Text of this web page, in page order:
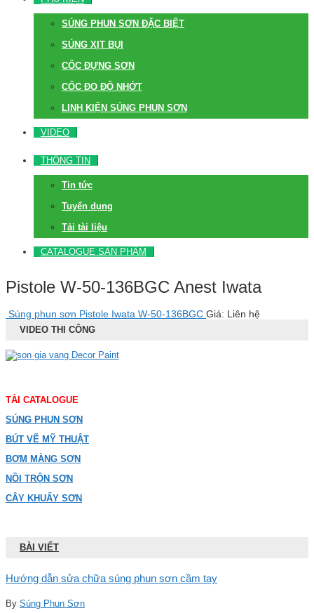
SÚNG PHUN SƠN ĐẶC BIỆT
SÚNG XỊT BỤI
CỐC ĐỰNG SƠN
CỐC ĐO ĐỘ NHỚT
LINH KIỆN SÚNG PHUN SƠN
VIDEO
THÔNG TIN
Tin tức
Tuyển dụng
Tải tài liệu
CATALOGUE SẢN PHẨM
Pistole W-50-136BGC Anest Iwata
Súng phun sơn Pistole Iwata W-50-136BGC Giá: Liên hệ
VIDEO THI CÔNG
TẢI CATALOGUE
SÚNG PHUN SƠN
BÚT VẼ MỸ THUẬT
BƠM MÀNG SƠN
NỒI TRỘN SƠN
CÂY KHUẤY SƠN
BÀI VIẾT
Hướng dẫn sửa chữa súng phun sơn cầm tay
By Súng Phun Sơn